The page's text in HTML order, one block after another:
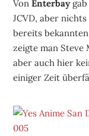
Von Enterbay
JCVD, aber nichts
bereits
zeigte man Steve
aber auch hier
einiger Zeit